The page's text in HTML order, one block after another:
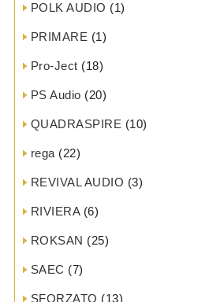
POLK AUDIO (1)
PRIMARE (1)
Pro-Ject (18)
PS Audio (20)
QUADRASPIRE (10)
rega (22)
REVIVAL AUDIO (3)
RIVIERA(6)
ROKSAN (25)
SAEC (7)
SFORZATO (13)